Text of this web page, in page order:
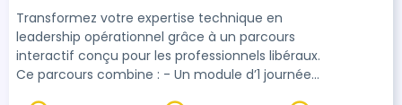
pour réussir en structure libérale -
tout distanciel
Transformez votre expertise technique en
leadership opérationnel grâce à un parcours
interactif conçu pour les professionnels libéraux.
Ce parcours combine : - Un module d’1 journée